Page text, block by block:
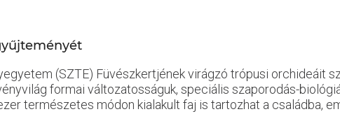
(SZTE) Füvészkertjének virágzó trópusi orchideáit
formai változatosságuk, speciális szaporodás-
természetes módon kialakult faj is tartozhat a családba,